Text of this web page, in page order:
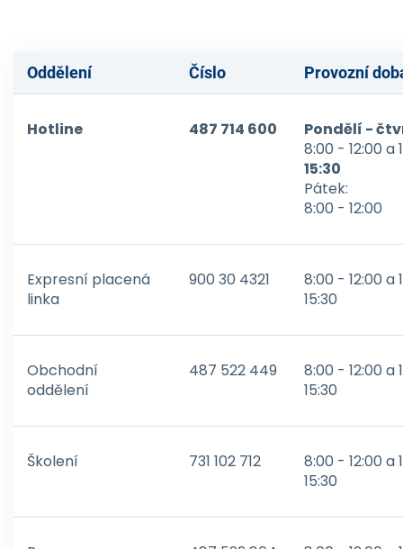
Oddělení Číslo Provozní
Hotline 487 714 600
Pondělí -
8:00 - 12:00 a
15:30
Pátek:
8:00 - 12:00
Expresní placená
linka
900 30 4321
8:00 - 12:00 a
15:30
Obchodní
oddělení
487 522 449
8:00 - 12:00 a
15:30
Školení 731 102 712
8:00 - 12:00 a
15:30